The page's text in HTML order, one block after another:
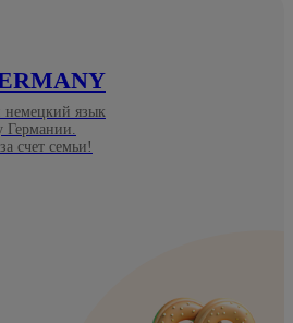
немецкий язык
Германии.
счет семьи!